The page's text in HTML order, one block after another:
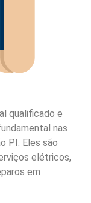
qualificado e
nas
PI. Eles são
elétricos,
em